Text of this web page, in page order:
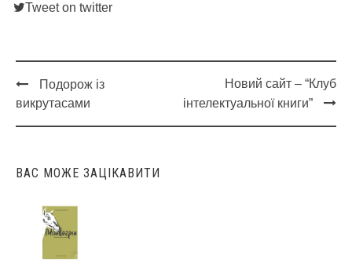
Tweet on twitter
Post
navigation
Подорож із
викрутасами
Новий сайт – “Клуб
інтелектуальної книги”
ВАС МОЖЕ ЗАЦІКАВИТИ